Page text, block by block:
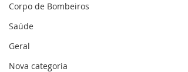
Corpo de Bombeiros
Saúde
Geral
Nova categoria